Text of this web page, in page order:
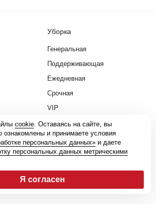
Уборка
Генеральная
Поддерживающая
Ежедневная
Срочная
VIP
После ремонта
Квартир
Домов
Помещений
cookie. Оставаясь на сайте, вы
ознакомлены и принимаете условия
персональных данных» и даете
персональных данных метрическими
Я согласен